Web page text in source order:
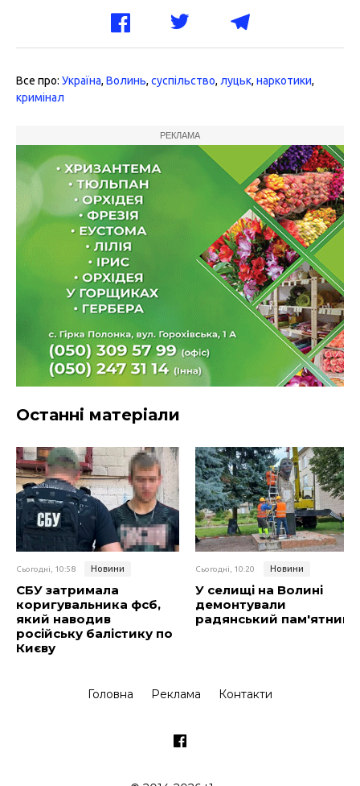
Все про: Україна, Волинь, суспільство, луцьк, наркотики,
кримінал
РЕКЛАМА
Останні матеріали
Сьогодні, 10:58 Новини
СБУ затримала
коригувальника фсб,
який наводив
російську балістику по
Києву
Сьогодні, 10:20 Новини
У селищі на Волині
демонтували
радянський пам'ятник
Головна Реклама Контакти